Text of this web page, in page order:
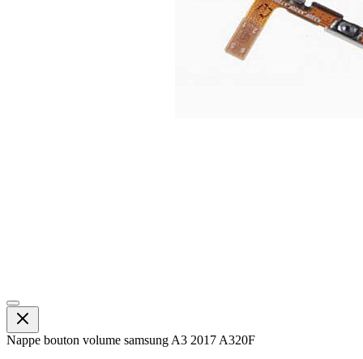
Nappe bouton volume samsung A3 2017 A320F